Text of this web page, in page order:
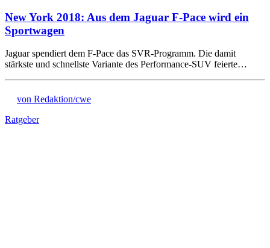
New York 2018: Aus dem Jaguar F-Pace wird ein
Sportwagen
Jaguar spendiert dem F-Pace das SVR-Programm. Die damit
stärkste und schnellste Variante des Performance-SUV feierte…
von Redaktion/cwe
Ratgeber